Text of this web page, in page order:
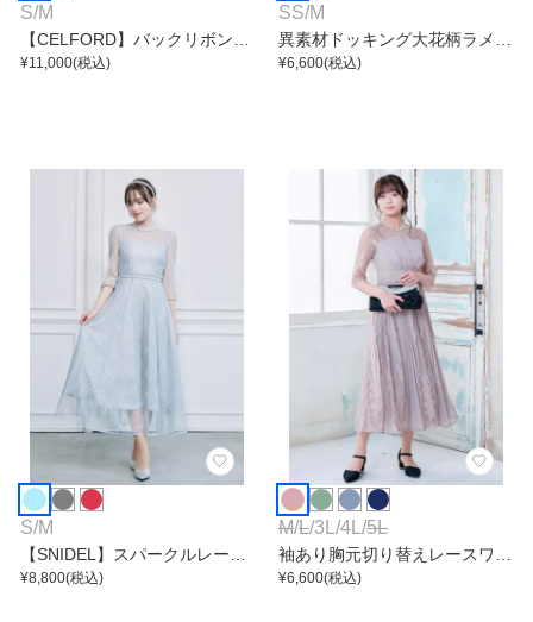
S/M
【CELFORD】バックリボンス
モールフラワーワンピース
¥11,000(税込)
SS/M
異素材ドッキング大花柄ラメレ
ースワンピース
¥6,600(税込)
S/M
【SNIDEL】スパークルレース
ワンピース
¥8,800(税込)
M/L/3L /4L /5L
袖あり胸元切り替えレースワン
ピース
¥6,600(税込)